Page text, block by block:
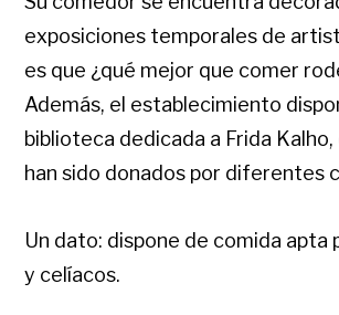
exposiciones temporales de
es que ¿qué mejor que comer
Además, el establecimiento
biblioteca dedicada a Frida
han sido donados por diferentes
Un dato: dispone de comida apta
y celíacos.